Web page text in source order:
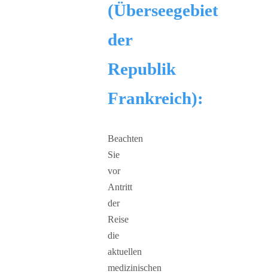
(Überseegebiet
der
Republik
Frankreich):
Beachten
Sie
vor
Antritt
der
Reise
die
aktuellen
medizinischen